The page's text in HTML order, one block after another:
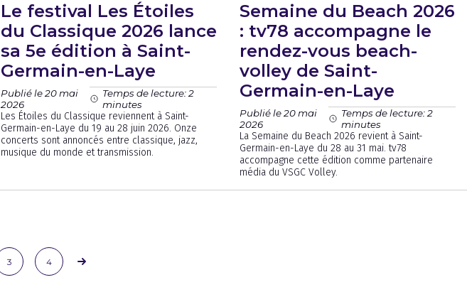
Le festival Les Étoiles
du Classique 2026 lance
sa 5e édition à Saint-
Germain-en-Laye
Publié le 20 mai
2026
Temps de lecture: 2
minutes
Les Étoiles du Classique reviennent à Saint-
Germain-en-Laye du 19 au 28 juin 2026. Onze
concerts sont annoncés entre classique, jazz,
musique du monde et transmission.
Semaine du Beach 2026
: tv78 accompagne le
rendez-vous beach-
volley de Saint-
Germain-en-Laye
Publié le 20 mai
2026
Temps de lecture: 2
minutes
La Semaine du Beach 2026 revient à Saint-
Germain-en-Laye du 28 au 31 mai. tv78
accompagne cette édition comme partenaire
média du VSGC Volley.
3 4